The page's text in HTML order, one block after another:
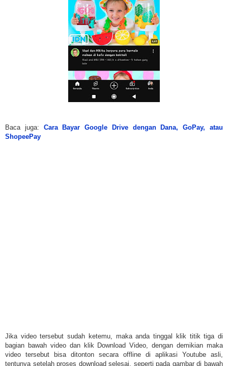
Baca juga: Cara Bayar Google Drive dengan Dana, GoPay, atau
ShopeePay
Jika video tersebut sudah ketemu, maka anda tinggal klik titik tiga di
bagian bawah video dan klik Download Video, dengan demikian maka
video tersebut bisa ditonton secara offline di aplikasi Youtube asli,
tentunya setelah proses download selesai, seperti pada gambar di bawah